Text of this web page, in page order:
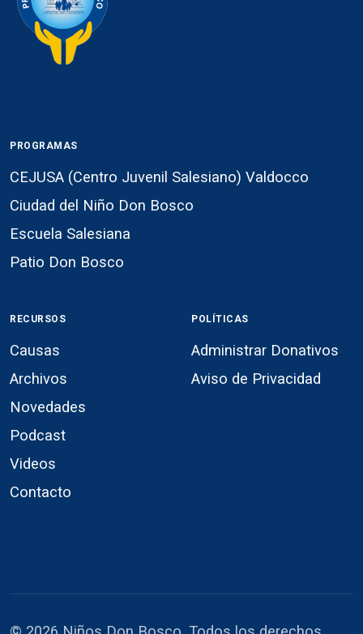
PROGRAMAS
CEJUSA (Centro Juvenil Salesiano) Valdocco
Ciudad del Niño Don Bosco
Escuela Salesiana
Patio Don Bosco
RECURSOS
Causas
Archivos
Novedades
Podcast
Videos
Contacto
POLÍTICAS
Administrar Donativos
Aviso de Privacidad